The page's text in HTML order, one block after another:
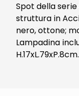
Spot della serie
struttura in
nero, ottone;
Lampadina
H.17xL.79xP.8cm.